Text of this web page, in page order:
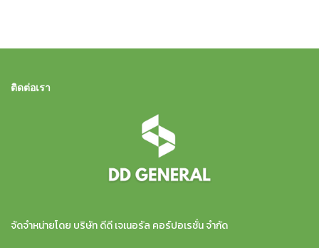
ติดต่อเรา
จัดจำหน่ายโดย บริษัท ดีดี เจเนอรัล คอร์ปอเรชั่น จำกัด